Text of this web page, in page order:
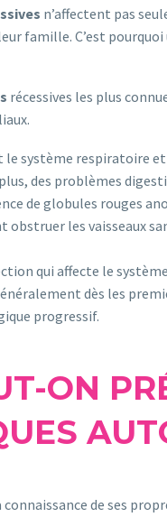
n’affectent pas
famille. C’est
récessives les plus
système respiratoire
des problèmes
de globules rouges
obstruer les vaisseaux
qui affecte le
dès les
progressif.
ON
de ses